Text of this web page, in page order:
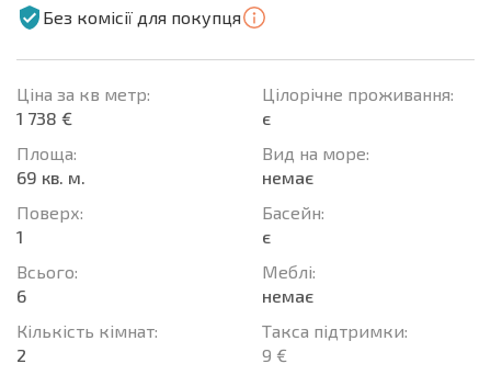
Без комісії для покупця
Ціна за кв метр:
1 738 €
Площа:
69 кв. м.
Поверх:
1
Всього:
6
Кількість кімнат:
2
Цілорічне проживання:
є
Вид на море:
немає
Баcейн:
є
Меблі:
немає
Такса підтримки:
9 €